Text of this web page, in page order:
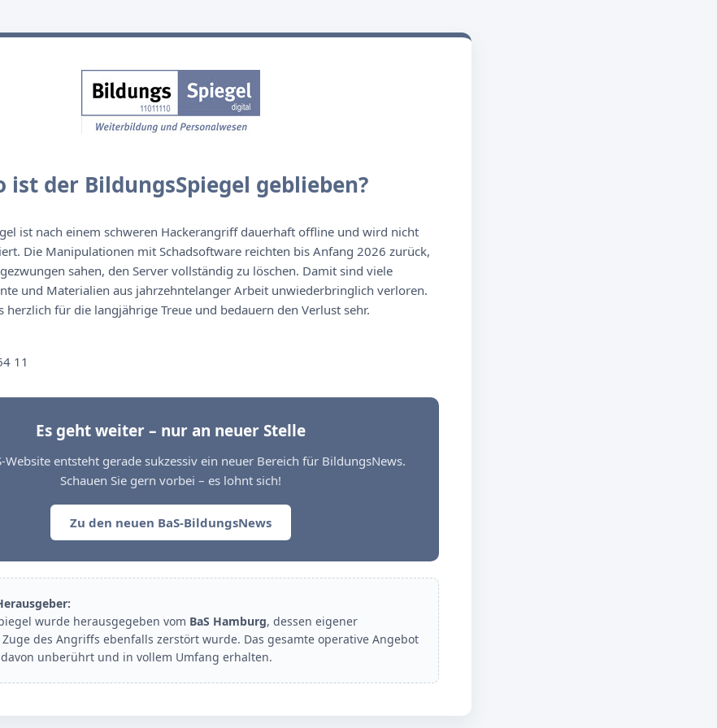
ist der BildungsSpiegel geblieben?
ist nach einem schweren Hackerangriff dauerhaft offline und wird nicht
Die Manipulationen mit Schadsoftware reichten bis Anfang 2026 zurück,
sahen, den Server vollständig zu löschen. Damit sind viele
und Materialien aus jahrzehntelanger Arbeit unwiederbringlich verloren.
herzlich für die langjährige Treue und bedauern den Verlust sehr.
11
Es geht weiter – nur an neuer Stelle
Website entsteht gerade sukzessiv ein neuer Bereich für BildungsNews.
Schauen Sie gern vorbei – es lohnt sich!
Zu den neuen BaS-BildungsNews
wurde herausgegeben vom BaS Hamburg, dessen eigener
des Angriffs ebenfalls zerstört wurde. Das gesamte operative Angebot
unberührt und in vollem Umfang erhalten.